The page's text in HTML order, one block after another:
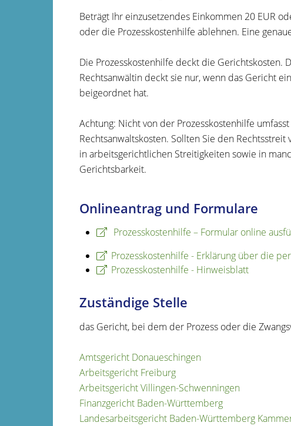
Beträgt Ihr einzusetzendes Einkommen 20 EUR
oder die Prozesskostenhilfe ablehnen. Eine
Die Prozesskostenhilfe deckt die Gerichtskosten.
Rechtsanwältin deckt sie nur, wenn das Gericht
beigeordnet hat.
Achtung: Nicht von der Prozesskostenhilfe
Rechtsanwaltskosten. Sollten Sie den
in arbeitsgerichtlichen Streitigkeiten sowie in
Gerichtsbarkeit.
Onlineantrag und Formulare
Prozesskosten­hilfe – Formular online
Prozesskostenhilfe - Erklärung über die
Prozesskostenhilfe - Hinweisblatt
Zuständige Stelle
das Gericht, bei dem der Prozess oder die
Amtsgericht Donaueschingen
Arbeitsgericht Freiburg
Arbeitsgericht Villingen-Schwenningen
Finanzgericht Baden-Württemberg
Landesarbeitsgericht Baden-Württemberg